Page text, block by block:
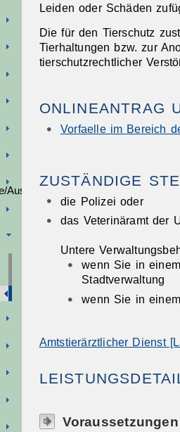
Ausschreibungen
Leiden oder Schäden
Die für den Tierschutz
Tierhaltungen bzw. zur
tierschutzrechtlicher
ONLINEANTRAG
Vorfaelle im Bereich
ZUSTÄNDIGE
die Polizei oder
das Veterinäramt der
Untere
wenn Sie in
Stadtverwaltung
wenn Sie in
Amtstierärztlicher Dienst
Voraussetzungen